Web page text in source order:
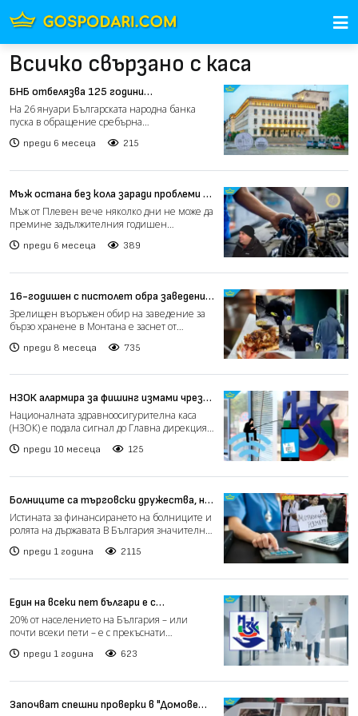
Всичко свързано с каса
БНБ отбелязва 125 години
електрически трамвай у нас с първата
юбилейна евромонета
На 26 януари Българската народна банка
пуска в обращение сребърна
преди 6 месеца 215
Мъж остана без кола заради проблеми с
плащането на данъци в евро (видео)
Мъж от Плевен вече няколко дни не може да
премине задължителния годишен
преди 6 месеца 389
16-годишен с пистолет обра заведение
за бързо хранене в Монтана за 30
секунди (видео)
Зрелищен въоръжен обир на заведение за
бързо хранене в Монтана е заснет от
преди 8 месеца 735
НЗОК алармира за фишинг измами чрез
имейли и SMS-и от нейно име
Националната здравноосигурителна каса
(НЗОК) е подала сигнал до Главна дирекция
преди 10 месеца 125
Болниците са търговски дружества, но
от държавата зависят заплатите на
техните служители
Истината за финансирането на болниците и
ролята на държавата В България значителна
преди 1 година 2115
Един на всеки пет българи е с
прекъснати здравноосигурителни права
20% от населението на България – или
почти всеки пети – е с прекъснати
преди 1 година 623
Започват спешни проверки в "Домовете